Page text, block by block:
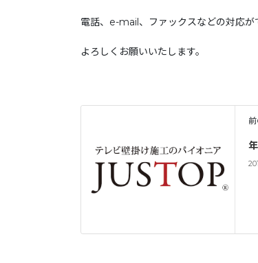
電話、e-mail、ファックスなどの対応が
よろしくお願いいたします。